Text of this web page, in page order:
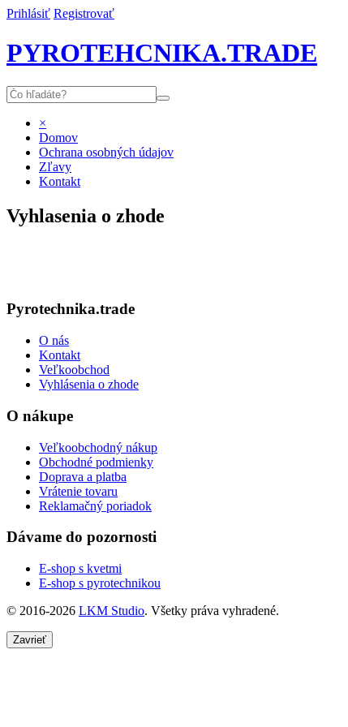
Prihlásiť Registrovať
PYROTEHCNIKA.TRADE
×
Domov
Ochrana osobných údajov
Zľavy
Kontakt
Vyhlasenia o zhode
Pyrotechnika.trade
O nás
Kontakt
Veľkoobchod
Vyhlásenia o zhode
O nákupe
Veľkoobchodný nákup
Obchodné podmienky
Doprava a platba
Vrátenie tovaru
Reklamačný poriadok
Dávame do pozornosti
E-shop s kvetmi
E-shop s pyrotechnikou
© 2016-2026 LKM Studio. Všetky práva vyhradené.
Zavrieť